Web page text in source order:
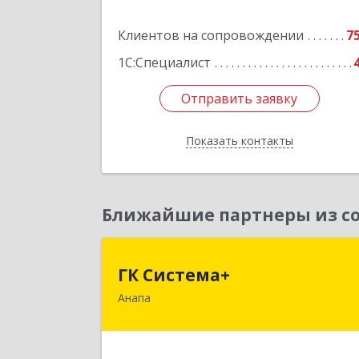
Клиентов на сопровождении
1С:Специалист
Отправить заявку
Показать контакты
Отправить заявку
Назад
Ближайшие партнеры из
ГК Система+
Анапа